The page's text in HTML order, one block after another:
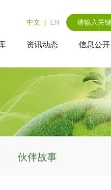
中文 | EN
资讯动态 信息公开
伙伴故事